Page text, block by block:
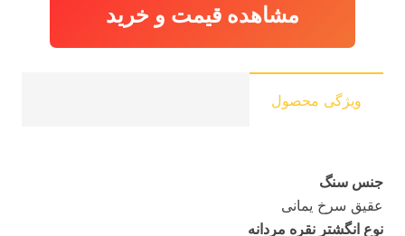
مشاهده قیمت و خرید
ویژگی محصول
جنس سنگ
عقیق سرخ یمانی
نوع انگشتر نقره مردانه